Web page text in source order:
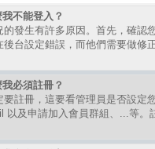
不能登入？
的發生有許多原因。首先，確認
後台設定錯誤，而他們需要做修正
必須註冊？
要註冊，這要看管理員是否設定
以及申請加入會員群組、...等。